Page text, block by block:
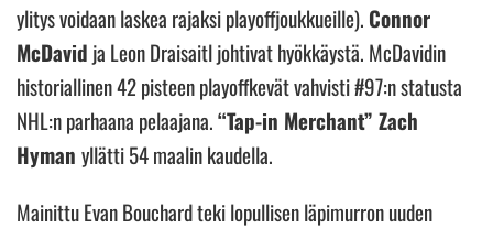
ylitys voidaan laskea rajaksi playoffjoukkueille). Connor
McDavid ja Leon Draisaitl johtivat hyökkäystä. McDavidin
historiallinen 42 pisteen playoffkevät vahvisti #97:n statusta
NHL:n parhaana pelaajana.“Tap-in Merchant” Zach
Hyman yllätti 54 maalin kaudella.
Mainittu Evan Bouchard teki lopullisen läpimurron uuden